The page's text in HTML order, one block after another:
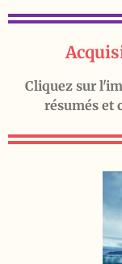
Cliquez sur
résumés et